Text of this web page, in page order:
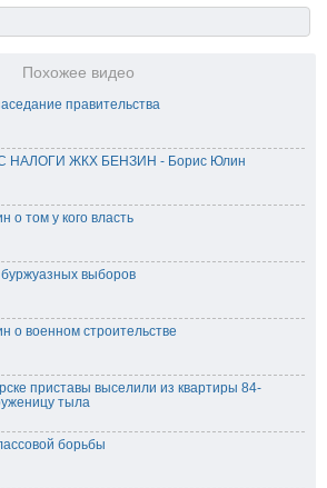
Похожее видео
правительства
НАЛОГИ ЖКХ БЕНЗИН - Борис Юлин
о том у кого власть
выборов
о военном строительстве
приставы выселили из квартиры 84-
тыла
борьбы